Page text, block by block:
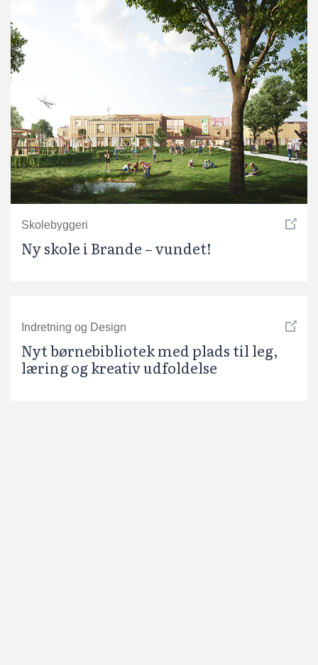
Skolebyggeri
Ny skole i Brande – vundet!
Indretning og Design
Nyt børnebibliotek med plads til leg,
læring og kreativ udfoldelse